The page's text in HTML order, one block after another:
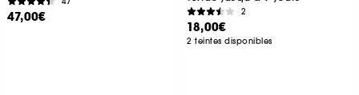
47,00€ 2
18,00€
2 teintes disponibles